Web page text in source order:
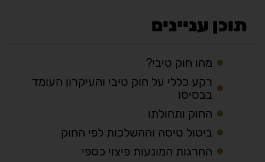
תוכן עניינים
מהו חוק טיבי?
רקע כללי על חוק טיבי והעיקרון העומד
בבסיסו
החוק ותחולתו
ביטול טיסה וההשלכות לפי החוק
החרגות המונעות פיצוי כספי